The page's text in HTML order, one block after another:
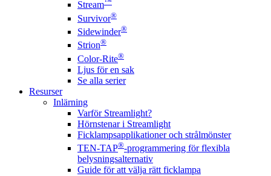
Stream
Survivor®
Sidewinder®
Strion®
Color-Rite®
Ljus för en sak
Se alla serier
Resurser
Inlärning
Varför Streamlight?
Hörnstenar i Streamlight
Ficklampsapplikationer och strålmönster
TEN-TAP®-programmering för flexibla
belysningsalternativ
Guide för att välja rätt ficklampa